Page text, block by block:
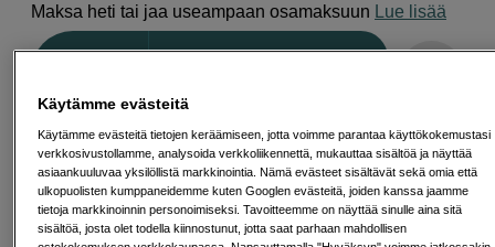
Maksa heti tai jaa useampaan osamaksuun Lue lisää
Lisää ostoskoriin
Ilmainen toimitus yli 200 EUR ostoksille
Käytämme evästeitä
Käytämme evästeitä tietojen keräämiseen, jotta voimme parantaa käyttökokemustasi
verkkosivustollamme, analysoida verkkoliikennettä, mukauttaa sisältöä ja näyttää
asiaankuuluvaa yksilöllistä markkinointia. Nämä evästeet sisältävät sekä omia että
ulkopuolisten kumppaneidemme kuten Googlen evästeitä, joiden kanssa jaamme
tietoja markkinoinnin personoimiseksi. Tavoitteemme on näyttää sinulle aina sitä
sisältöä, josta olet todella kiinnostunut, jotta saat parhaan mahdollisen